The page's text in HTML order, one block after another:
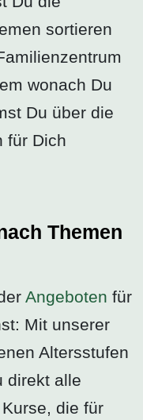
sortieren
wonach Du
Du über die
für Dich
Themen
Angeboten für
Mit unserer
Altersstufen
direkt alle
die für